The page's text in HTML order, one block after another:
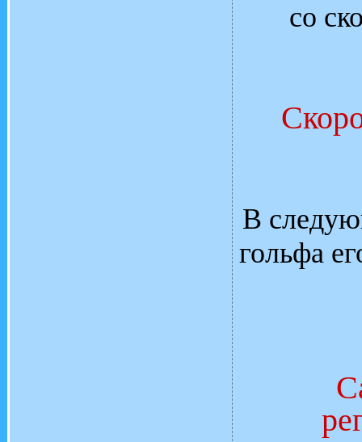
со
В
гольфа